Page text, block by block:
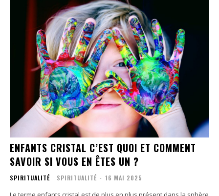
ENFANTS CRISTAL C’EST QUOI ET COMMENT
SAVOIR SI VOUS EN ÊTES UN ?
SPIRITUALITÉ SPIRITUALITÉ - 16 MAI 2025